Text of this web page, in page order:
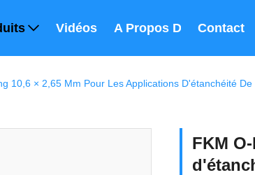
Vidéos A Propos De Nous
Contact
10,6 × 2,65 Mm Pour Les Applications D'étanchéité
FKM